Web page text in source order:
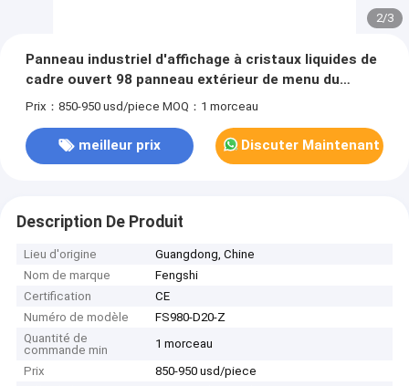
2/3
Panneau industriel d'affichage à cristaux liquides de
cadre ouvert 98 panneau extérieur de menu du
moniteur 2000nits Digital d'affichage à cristaux
Prix：850-950 usd/piece MOQ：1 morceau
meilleur prix Discuter Maintenant
Description De Produit
Lieu d'origine
Guangdong, Chine
Nom de marque
Fengshi
Certification
CE
Numéro de modèle
FS980-D20-Z
Quantité de
commande min
1 morceau
Prix
850-950 usd/piece